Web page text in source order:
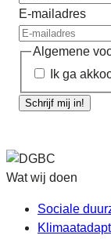
E-mailadres
Algemene
Ik ga
Schrijf mij in!
Wat wij doen
Sociale